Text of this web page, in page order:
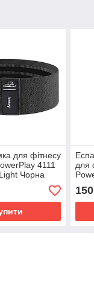
для фітнесу
4111
Чорна
для
150